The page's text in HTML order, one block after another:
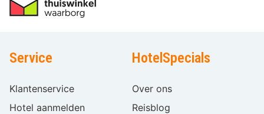
Service
Klantenservice
Hotel aanmelden
HotelSpecials
Over ons
Reisblog